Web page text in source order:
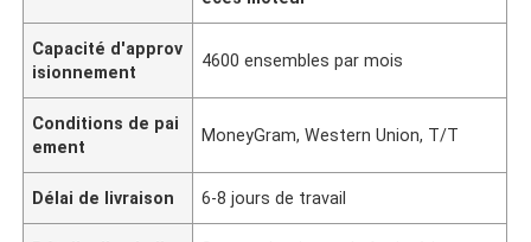
Capacité d'approv
isionnement
4600 ensembles par mois
Conditions de pai
ement
MoneyGram, Western Union, T/T
Délai de livraison 6-8 jours de travail